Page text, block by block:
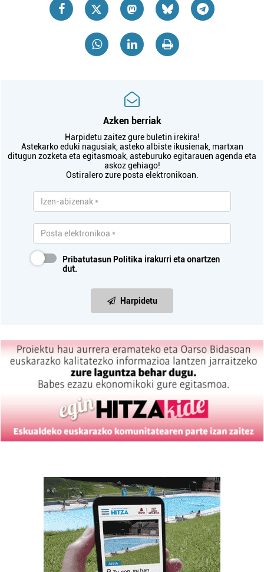
Azken berriak
Harpidetu zaitez gure buletin irekira!
Astekarko eduki nagusiak, asteko albiste ikusienak, martxan
ditugun zozketa eta egitasmoak, asteburuko egitarauen agenda eta
askoz gehiago!
Ostiralero zure posta elektronikoan.
Pribatutasun Politika irakurri eta onartzen
dut.
Harpidetu